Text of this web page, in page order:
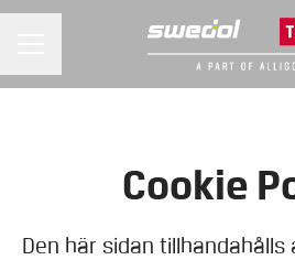
Cookie
Den här sidan tillhandahålls